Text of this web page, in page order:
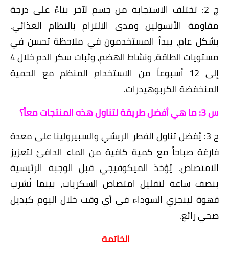
ج 2: تختلف الاستجابة من جسم لآخر بناءً على درجة
مقاومة الأنسولين ومدى الالتزام بالنظام الغذائي.
بشكل عام، يبدأ المستخدمون في ملاحظة تحسن في
مستويات الطاقة، ونشاط الهضم، وثبات سكر الدم خلال 4
إلى 12 أسبوعاً من الاستخدام المنظم مع الحمية
المنخفضة الكربوهيدرات.
س 3: ما هي أفضل طريقة لتناول هذه المنتجات معاً؟
ج 3: يُفضل تناول الفطر الريشي والسبيرولينا على معدة
فارغة صباحاً مع كمية كافية من الماء الدافئ لتعزيز
الامتصاص. يُؤخذ الميكوفيجي قبل الوجبة الرئيسية
بنصف ساعة لتقليل امتصاص السكريات، بينما تُشرب
قهوة لينجزي السوداء في أي وقت خلال اليوم كبديل
صحي رائع.
الخاتمة